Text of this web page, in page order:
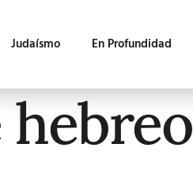
Judaísmo En Profundidad
hebreo